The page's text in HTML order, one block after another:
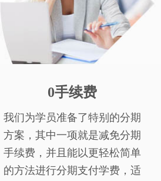
0手续费
我们为学员准备了特别的分期
方案，其中一项就是减免分期
手续费，并且能以更轻松简单
的方法进行分期支付学费，适